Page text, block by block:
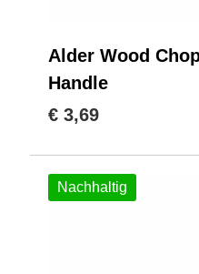
Alder Wood
Handle
€ 3,69
Nachhaltig